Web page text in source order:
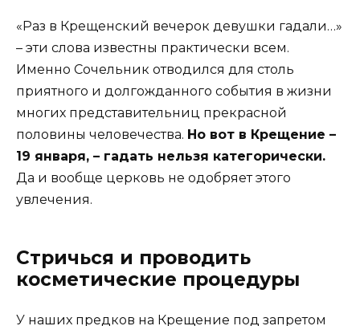
«Раз в Крещенский вечерок девушки гадали…»
– эти слова известны практически всем.
Именно Сочельник отводился для столь
приятного и долгожданного события в жизни
многих представительниц прекрасной
половины человечества. Но вот в Крещение –
19 января, – гадать нельзя категорически.
Да и вообще церковь не одобряет этого
увлечения.
Стричься и проводить
косметические процедуры
У наших предков на Крещение под запретом